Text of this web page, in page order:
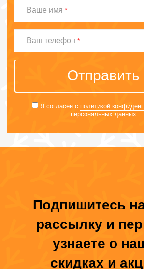
Ваше имя *
телефон
Ваш телефон *
Отправить
Я согласен с политикой
персональных данных
Подпишитесь
рассылку и
узнаете о
скидках и